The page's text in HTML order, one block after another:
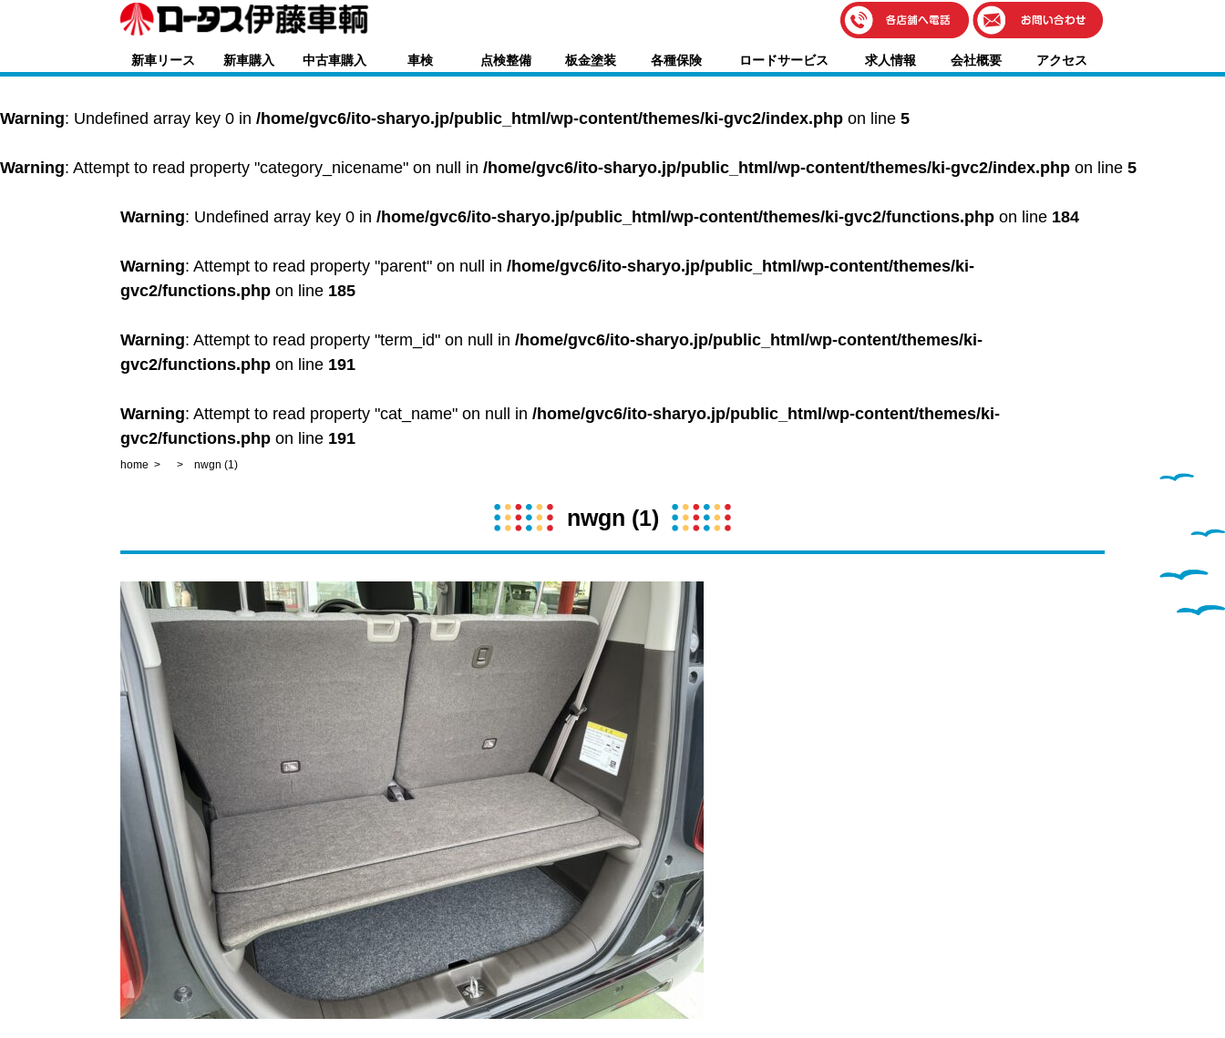
伊藤車輌（本社）
050-5851-0337
050-5851-0338
レスキューセンター
（年中無休24h対応）
新車リース 新車購入 中古車購入 車検 点検整備 板金塗装 各種保険 ロードサービス 求人情報 会社概要 アクセス
Warning: Undefined array key 0 in /home/gvc6/ito-sharyo.jp/public_html/wp-content/themes/ki-gvc2/index.php on line 5
Warning: Attempt to read property "category_nicename" on null in /home/gvc6/ito-sharyo.jp/public_html/wp-content/themes/ki-gvc2/index.php on line 5
Warning: Undefined array key 0 in /home/gvc6/ito-sharyo.jp/public_html/wp-content/themes/ki-gvc2/functions.php on line 184
Warning: Attempt to read property "parent" on null in /home/gvc6/ito-sharyo.jp/public_html/wp-content/themes/ki-
gvc2/functions.php on line 185
Warning: Attempt to read property "term_id" on null in /home/gvc6/ito-sharyo.jp/public_html/wp-content/themes/ki-
gvc2/functions.php on line 191
Warning: Attempt to read property "cat_name" on null in /home/gvc6/ito-sharyo.jp/public_html/wp-content/themes/ki-
gvc2/functions.php on line 191
home nwgn (1)
nwgn (1)